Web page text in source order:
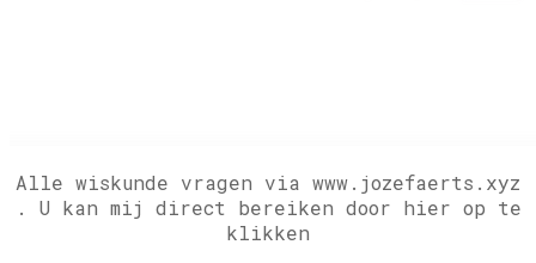
Alle wiskunde vragen via www.jozefaerts.xyz
. U kan mij direct bereiken door hier op te
klikken